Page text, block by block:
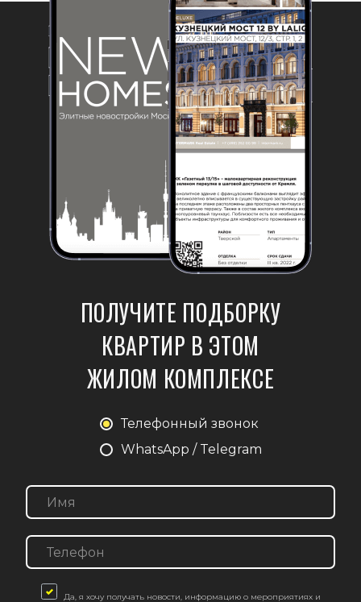
ПОЛУЧИТЕ ПОДБОРКУ
КВАРТИР В ЭТОМ
ЖИЛОМ КОМПЛЕКСЕ
Телефонный звонок
WhatsApp / Telegram
Да, я хочу получать новости, информацию о мероприятиях и